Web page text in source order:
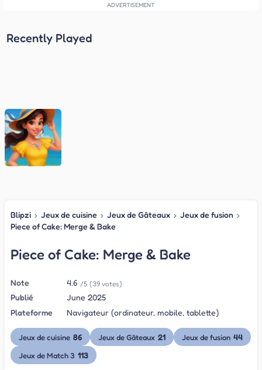
Recently Played
Blipzi › Jeux de cuisine › Jeux de Gâteaux › Jeux de fusion ›
Piece of Cake: Merge & Bake
Piece of Cake: Merge & Bake
Note 4.6 /5 (39 votes)
Publié
June 2025
Plateforme
Navigateur (ordinateur, mobile, tablette)
Jeux de cuisine 86 Jeux de Gâteaux 21 Jeux de fusion 44
Jeux de Match 3 113